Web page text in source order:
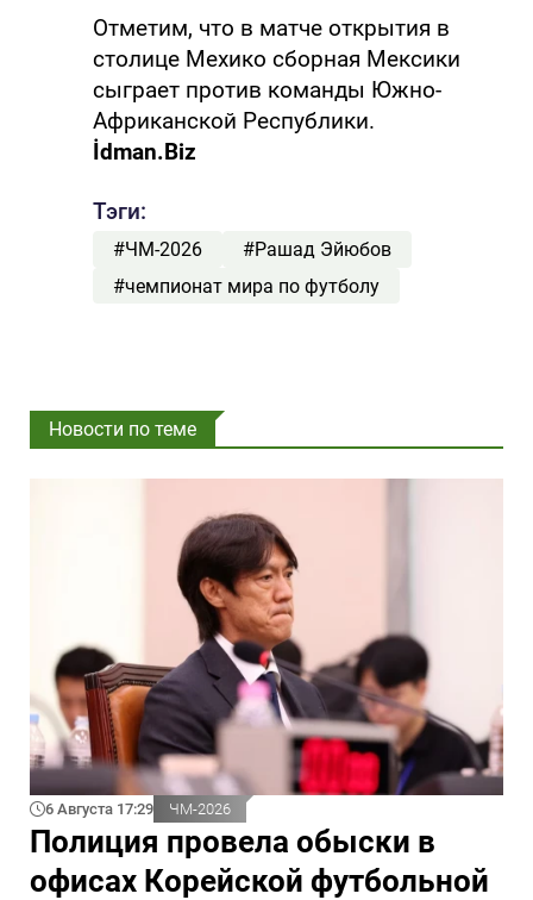
Отметим, что в матче открытия в
столице Мехико сборная Мексики
сыграет против команды Южно-
Африканской Республики.
İdman.Biz
Тэги:
#ЧМ-2026
#Рашад Эйюбов
#чемпионат мира по футболу
Новости по теме
6 Августа 17:29 ЧМ-2026
Полиция провела обыски в
офисах Корейской футбольной